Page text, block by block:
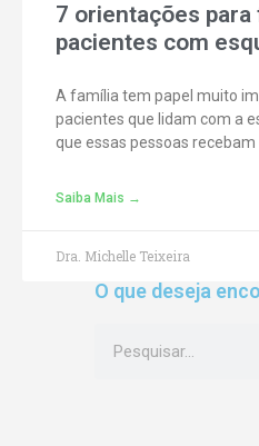
7 orientações
pacientes com
A família tem papel muito
pacientes que lidam com a
que essas pessoas
Saiba Mais →
Dra. Michelle Teixeira
O que deseja